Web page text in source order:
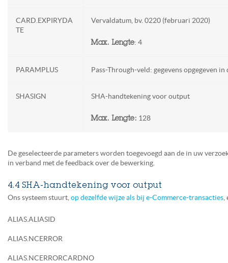
CARD.EXPIRYDA
TE
Vervaldatum, bv. 0220 (februari 2020)
Max. Lengte: 4
PARAMPLUS Pass-Through-veld: gegevens opgegeven in
SHASIGN SHA-handtekening voor output
Max. Lengte: 128
De geselecteerde parameters worden toegevoegd aan de in uw
in verband met de feedback over de bewerking.
4.4 SHA-handtekening voor output
Ons systeem stuurt,op dezelfde wijze als bij e-Commerce-transacties,
ALIAS.ALIASID
ALIAS.NCERROR
ALIAS.NCERRORCARDNO